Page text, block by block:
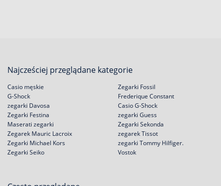
Najcześciej przeglądane kategorie
Casio męskie
G-Shock
zegarki Davosa
Zegarki Festina
Zegarki Fossil
Frederique Constant
Casio G-Shock
zegarki Guess
Maserati zegarki
Zegarek Mauric Lacroix
Zegarki Michael Kors
Zegarki Seiko
Zegarki Sekonda
zegarek Tissot
zegarki Tommy Hilfiger.
Vostok